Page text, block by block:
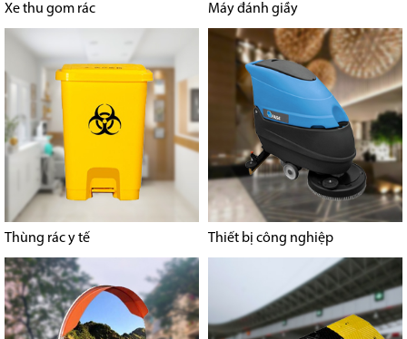
Xe thu gom rác Máy đánh giầy
Thùng rác y tế Thiết bị công nghiệp